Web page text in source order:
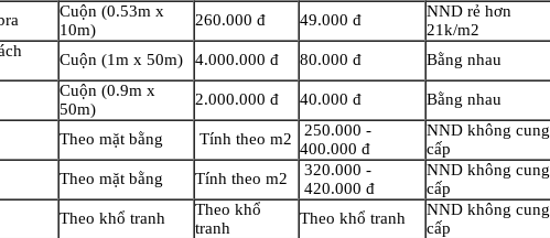
Cuộn (0.53m x
10m)
260.000 đ 49.000 đ
NND rẻ hơn
21k/m2
Cuộn (1m x 50m) 4.000.000 đ 80.000 đ Bằng nhau
Cuộn (0.9m x
50m)
2.000.000 đ 40.000 đ Bằng nhau
Theo mặt bằng Tính theo m2
250.000 -
400.000 đ
NND không cung
cấp
Theo mặt bằng Tính theo m2
320.000 -
420.000 đ
NND không cung
cấp
Theo khổ tranh
Theo khổ
tranh
Theo khổ tranh
NND không cung
cấp